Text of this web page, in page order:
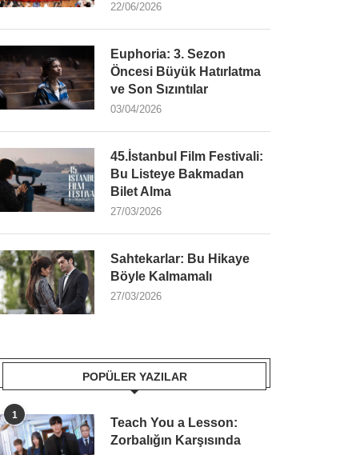
22/06/2026
Euphoria: 3. Sezon
Öncesi Büyük Hatırlatma
ve Son Sızıntılar
03/04/2026
45.İstanbul Film Festivali:
Bu Listeye Bakmadan
Bilet Alma
27/03/2026
Sahtekarlar: Bu Hikaye
Böyle Kalmamalı
27/03/2026
POPÜLER YAZILAR
1
Teach You a Lesson:
Zorbalığın Karşısında